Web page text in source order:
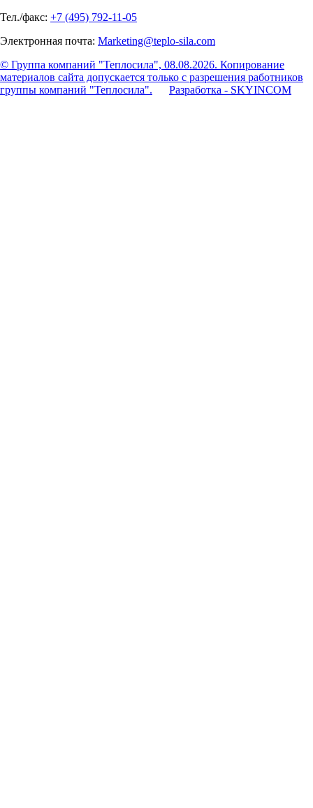
Тел./факс: +7 (495) 792-11-05
Электронная почта: Marketing@teplo-sila.com
© Группа компаний "Теплосила", 08.08.2026. Копирование
материалов сайта допускается только с разрешения работников
группы компаний "Теплосила".
Разработка - SKYINCOM